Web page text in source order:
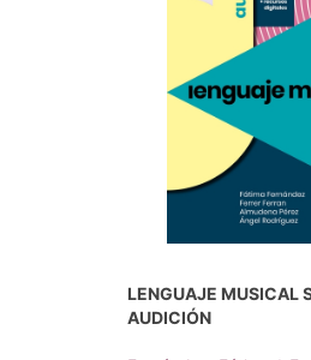
LENGUAJE MUSICAL
AUDICIÓN